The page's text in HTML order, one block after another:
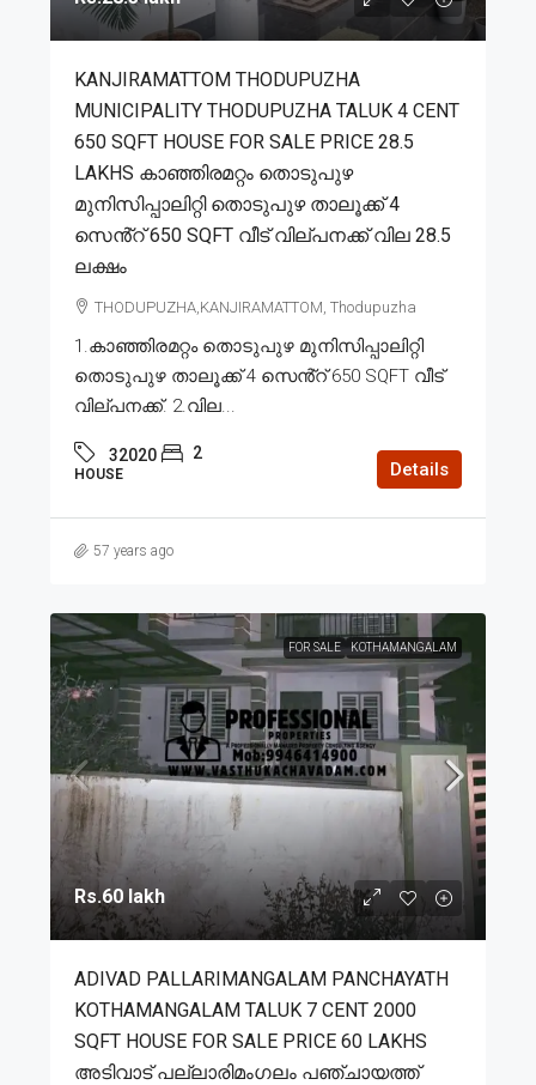
KANJIRAMATTOM THODUPUZHA
MUNICIPALITY THODUPUZHA TALUK 4 CENT
650 SQFT HOUSE FOR SALE PRICE 28.5
LAKHS കാഞ്ഞിരമറ്റം തൊടുപുഴ
മുനിസിപ്പാലിറ്റി തൊടുപുഴ താലൂക്ക് 4
സെൻ്റ് 650 SQFT വീട് വില്പനക്ക് വില 28.5
ലക്ഷം
THODUPUZHA,KANJIRAMATTOM, Thodupuzha
1.കാഞ്ഞിരമറ്റം തൊടുപുഴ മുനിസിപ്പാലിറ്റി
തൊടുപുഴ താലൂക്ക് 4 സെൻ്റ് 650 SQFT വീട്
വില്പനക്ക്. 2.വില...
32020 2
HOUSE Details
57 years ago
FOR SALE KOTHAMANGALAM
Rs.60 lakh
ADIVAD PALLARIMANGALAM PANCHAYATH
KOTHAMANGALAM TALUK 7 CENT 2000
SQFT HOUSE FOR SALE PRICE 60 LAKHS
അടിവാട് പല്ലാരിമംഗലം പഞ്ചായത്ത്